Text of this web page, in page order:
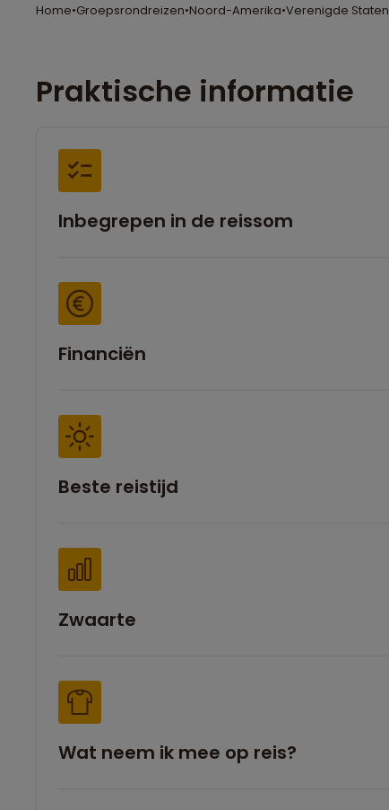
Home•Groepsrondreizen•Noord-Amerika•Verenigde Staten
Praktische informatie
Inbegrepen in de reissom
Financiën
Beste reistijd
Zwaarte
Wat neem ik mee op reis?